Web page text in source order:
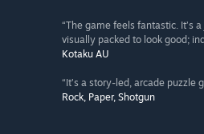
“The game feels fantastic. It’s
visually packed to look good;
Kotaku AU
“It’s a story-led, arcade
Rock, Paper, Shotgun